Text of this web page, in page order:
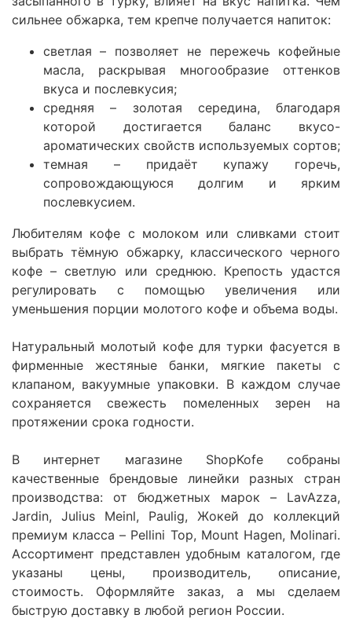
сильнее обжарка, тем крепче получается напиток:
светлая – позволяет не пережечь кофейные
масла, раскрывая многообразие оттенков
вкуса и послевкусия;
средняя – золотая середина, благодаря
которой достигается баланс вкусо-
ароматических свойств используемых сортов;
темная – придаёт купажу горечь,
сопровождающуюся долгим и ярким
послевкусием.
Любителям кофе с молоком или сливками стоит
выбрать тёмную обжарку, классического черного
кофе – светлую или среднюю. Крепость удастся
регулировать с помощью увеличения или
уменьшения порции молотого кофе и объема воды.
Натуральный молотый кофе для турки фасуется в
фирменные жестяные банки, мягкие пакеты с
клапаном, вакуумные упаковки. В каждом случае
сохраняется свежесть помеленных зерен на
протяжении срока годности.
В интернет магазине ShopKofe собраны
качественные брендовые линейки разных стран
производства: от бюджетных марок – LavAzza,
Jardin, Julius Meinl, Paulig, Жокей до коллекций
премиум класса – Pellini Top, Mount Hagen, Molinari.
Ассортимент представлен удобным каталогом, где
указаны цены, производитель, описание,
стоимость. Оформляйте заказ, а мы сделаем
быструю доставку в любой регион России.